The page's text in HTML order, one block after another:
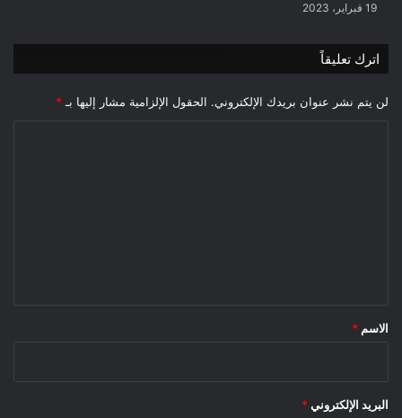
19 فبراير، 2023
اترك تعليقاً
لن يتم نشر عنوان بريدك الإلكتروني. الحقول الإلزامية مشار إليها بـ *
*
الاسم *
البريد الإلكتروني *